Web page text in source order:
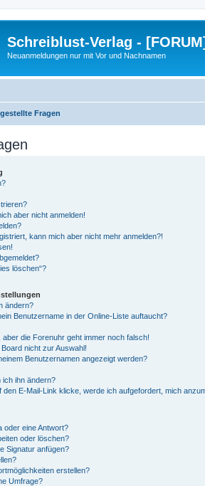
Schreiblust-Verlag - [FORUM]
Neuanmeldungen nur mit Vor und Nachnamen
Fragen
aber nicht anmelden!
kann mich aber nicht mehr anmelden?!
löschen“?
ändern?
Benutzername in der Online-Liste auftaucht?
die Forenuhr geht immer noch falsch!
nicht zur Auswahl!
Benutzernamen angezeigt werden?
ich ihn ändern?
E-Mail-Link klicke, werde ich aufgefordert, mich
oder eine Antwort?
oder löschen?
Signatur anfügen?
erstellen?
Umfrage?